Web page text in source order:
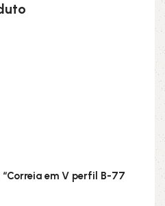
em V perfil B-77